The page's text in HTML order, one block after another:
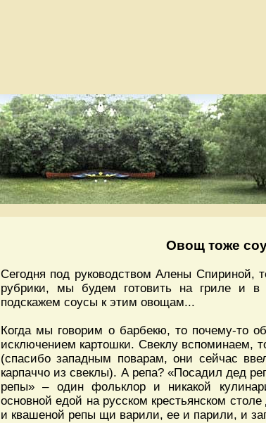
Овощ тоже
Сегодня под руководством Алены Спириной,
рубрики, мы будем готовить на гриле и в
подскажем соусы к этим овощам...
Когда мы говорим о барбекю, то почему-то
исключением картошки. Свеклу вспоминаем,
(спасибо западным поварам, они сейчас
карпаччо из свеклы). А репа? «Посадил дед
репы» – один фольклор и никакой
основной едой на русском крестьянском
и квашеной репы щи варили, ее и парили, и